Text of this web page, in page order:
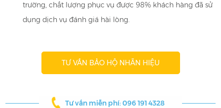
trường, chất lượng phục vụ được 98% khách hàng đã sử
dụng dịch vụ đánh giá hài lòng.
TƯ VẤN BẢO HỘ NHÃN HIỆU
Tư vấn miễn phí: 096 191 4328